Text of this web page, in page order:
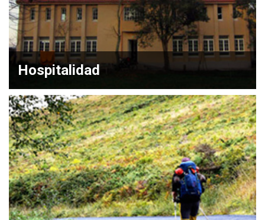
Hospitalidad